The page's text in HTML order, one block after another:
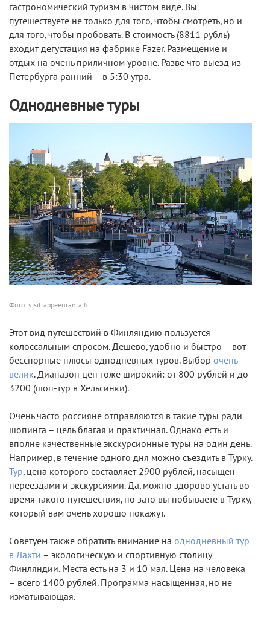
гастрономический туризм в чистом виде. Вы
путешествуете не только для того, чтобы смотреть, но и
для того, чтобы пробовать. В стоимость (8811 рубль)
входит дегустация на фабрике Fazer. Размещение и
отдых на очень приличном уровне. Разве что выезд из
Петербурга ранний – в 5:30 утра.
Однодневные туры
Фото: visitlappeenranta.fi
Этот вид путешествий в Финляндию пользуется
колоссальным спросом. Дешево, удобно и быстро – вот
бесспорные плюсы однодневных туров. Выбор очень
велик. Диапазон цен тоже широкий: от 800 рублей и до
3200 (шоп-тур в Хельсинки).
Очень часто россияне отправляются в такие туры ради
шопинга – цель благая и практичная. Однако есть и
вполне качественные экскурсионные туры на один день.
Например, в течение одного дня можно съездить в Турку.
Тур, цена которого составляет 2900 рублей, насыщен
переездами и экскурсиями. Да, можно здорово устать во
время такого путешествия, но зато вы побываете в Турку,
который вам очень хорошо покажут.
Советуем также обратить внимание на однодневный тур
в Лахти – экологическую и спортивную столицу
Финляндии. Места есть на 3 и 10 мая. Цена на человека
– всего 1400 рублей. Программа насыщенная, но не
изматывающая.